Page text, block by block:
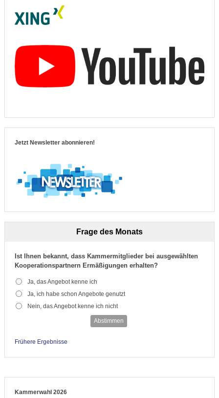
Jetzt Newsletter abonnieren!
Frage des Monats
Ist Ihnen bekannt, dass Kammermitglieder bei ausgewählten
Kooperationspartnern Ermäßigungen erhalten?
Ja, das Angebot kenne ich
Ja, ich habe schon Angebote genutzt
Nein, das Angebot kenne ich nicht
Abstimmen
Frühere Ergebnisse
Kammerwahl 2026